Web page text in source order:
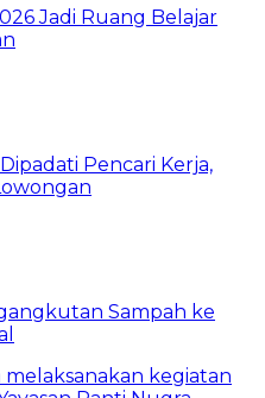
Jadi Ruang Belajar
Pencari Kerja,
Sampah ke